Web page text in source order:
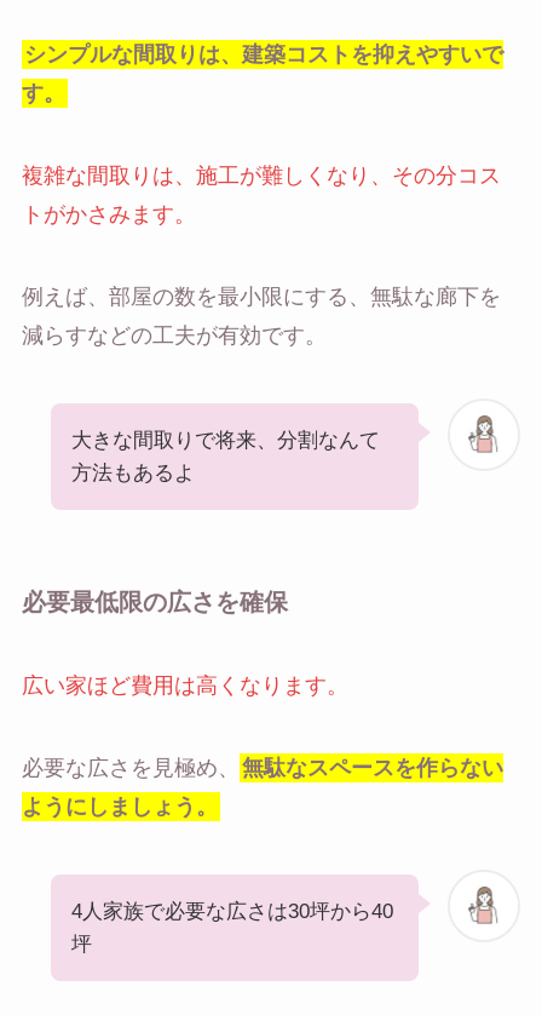
シンプルな間取りは、建築コストを抑えやすいで
す。
複雑な間取りは、施工が難しくなり、その分コス
トがかさみます。
例えば、部屋の数を最小限にする、無駄な廊下を
減らすなどの工夫が有効です。
大きな間取りで将来、分割なんて
方法もあるよ
必要最低限の広さを確保
広い家ほど費用は高くなります。
必要な広さを見極め、
無駄なスペースを作らない
ようにしましょう。
4人家族で必要な広さは30坪から40
坪